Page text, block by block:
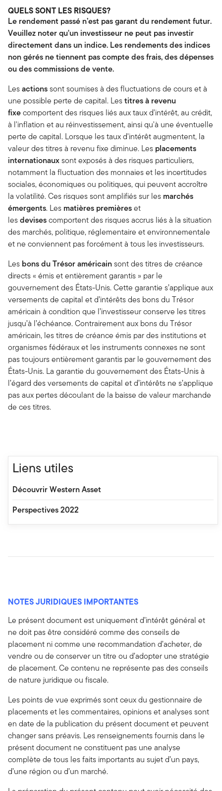
QUELS SONT LES RISQUES?
Le rendement passé n’est pas garant du rendement futur.
Veuillez noter qu'un investisseur ne peut pas investir
directement dans un indice. Les rendements des indices
non gérés ne tiennent pas compte des frais, des dépenses
ou des commissions de vente.
Lesactionssont soumises à des fluctuations de cours et à
une possible perte de capital. Lestitres à revenu
fixecomportent des risques liés aux taux d'intérêt, au crédit,
à l'inflation et au réinvestissement, ainsi qu'à une éventuelle
perte de capital. Lorsque les taux d'intérêt augmentent, la
valeur des titres à revenu fixe diminue. Les placements
internationauxsont exposés à des risques particuliers,
notamment la fluctuation des monnaies et les incertitudes
sociales, économiques ou politiques, qui peuvent accroître
la volatilité. Ces risques sont amplifiés sur les marchés
émergents. Les matières premièreset
lesdevisescomportent des risques accrus liés à la situation
des marchés, politique, réglementaire et environnementale
et ne conviennent pas forcément à tous les investisseurs.
Les bons du Trésor américainsont des titres de créance
directs « émis et entièrement garantis » par le
gouvernement des États-Unis. Cette garantie s’applique aux
versements de capital et d’intérêts des bons du Trésor
américain à condition que l’investisseur conserve les titres
jusqu’à l’échéance. Contrairement aux bons du Trésor
américain, les titres de créance émis par des institutions et
organismes fédéraux et les instruments connexes ne sont
pas toujours entièrement garantis par le gouvernement des
États-Unis. La garantie du gouvernement des États-Unis à
l’égard des versements de capital et d’intérêts ne s’applique
pas aux pertes découlant de la baisse de valeur marchande
de ces titres.
Liens utiles
Découvrir Western Asset
Perspectives 2022
NOTES JURIDIQUES IMPORTANTES
Le présent document est uniquement d’intérêt général et
ne doit pas être considéré comme des conseils de
placement ni comme une recommandation d’acheter, de
vendre ou de conserver un titre ou d’adopter une stratégie
de placement. Ce contenu ne représente pas des conseils
de nature juridique ou fiscale.
Les points de vue exprimés sont ceux du gestionnaire de
placements et les commentaires, opinions et analyses sont
en date de la publication du présent document et peuvent
changer sans préavis. Les renseignements fournis dans le
présent document ne constituent pas une analyse
complète de tous les faits importants au sujet d’un pays,
d’une région ou d’un marché.